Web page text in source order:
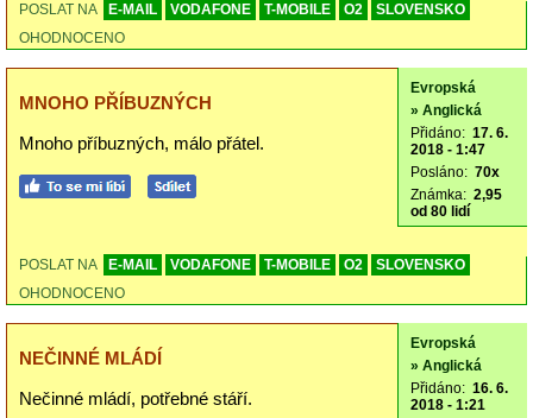
POSLAT NA E-MAIL VODAFONE T-MOBILE O2
SLOVENSKO
OHODNOCENO
MNOHO PŘÍBUZNÝCH
Mnoho příbuzných, málo přátel.
Evropská
» Anglická
Přidáno: 17. 6.
2018 - 1:47
Posláno: 70x
Známka: 2,95
od 80 lidí
POSLAT NA E-MAIL VODAFONE T-MOBILE O2
SLOVENSKO
OHODNOCENO
NEČINNÉ MLÁDÍ
Nečinné mládí, potřebné stáří.
Evropská
» Anglická
Přidáno: 16. 6.
2018 - 1:21